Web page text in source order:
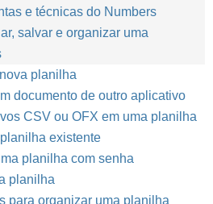
e técnicas do Numbers
salvar e organizar uma
planilha
documento de outro aplicativo
CSV ou OFX em uma planilha
existente
planilha com senha
planilha
para organizar uma planilha